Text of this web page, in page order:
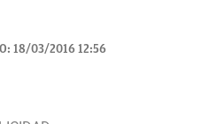
18/03/2016 12:56